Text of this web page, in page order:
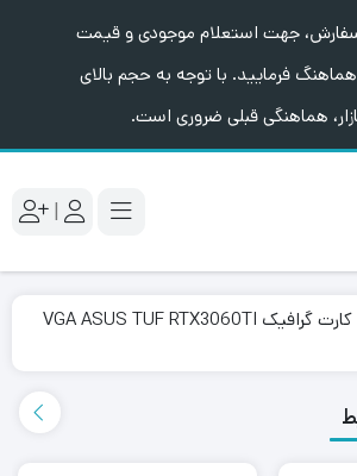
جهت استعلام موجودی و قیمت
هماهنگ فرمایید. با توجه به حجم بالای
هماهنگی قبلی ضروری است.
|
کارت گرافیک VGA ASUS TUF RTX3060TI